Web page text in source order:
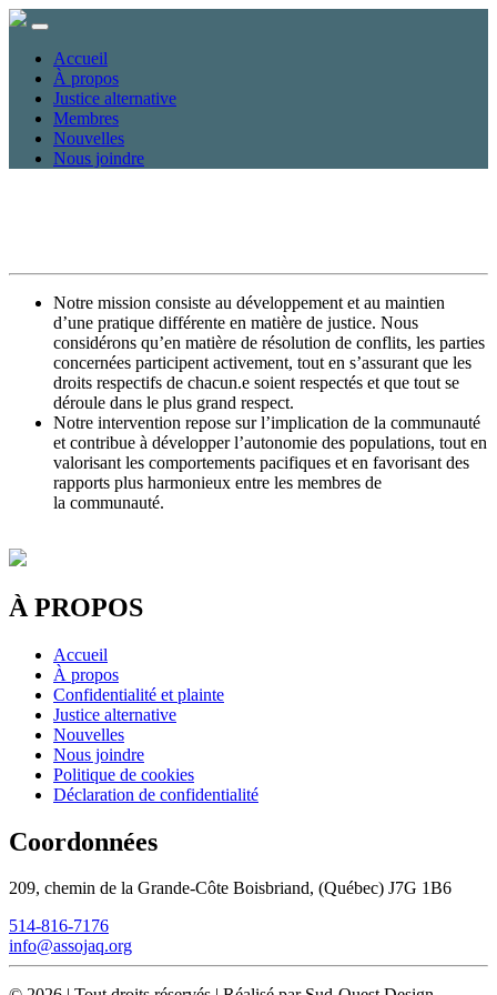
Accueil
À propos
Justice alternative
Membres
Nouvelles
Nous joindre
Notre mission consiste au développement et au maintien
d’une pratique différente en matière de justice. Nous
considérons qu’en matière de résolution de conflits, les parties
concernées participent activement, tout en s’assurant que les
droits respectifs de chacun.e soient respectés et que tout se
déroule dans le plus grand respect.
Notre intervention repose sur l’implication de la communauté
et contribue à développer l’autonomie des populations, tout en
valorisant les comportements pacifiques et en favorisant des
rapports plus harmonieux entre les membres de
la communauté.
À PROPOS
Accueil
À propos
Confidentialité et plainte
Justice alternative
Nouvelles
Nous joindre
Politique de cookies
Déclaration de confidentialité
Coordonnées
209, chemin de la Grande-Côte Boisbriand, (Québec) J7G 1B6
514-816-7176
info@assojaq.org